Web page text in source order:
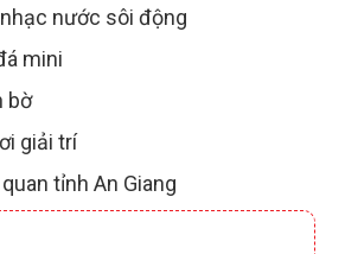
nước sôi động
mini
bờ
giải trí
tỉnh An Giang